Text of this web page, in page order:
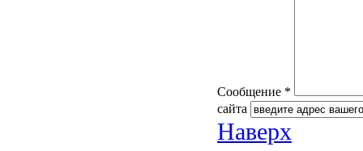
Сообщение *
сайта
Наверх